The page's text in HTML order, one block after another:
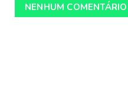
NENHUM COMENTÁRIO